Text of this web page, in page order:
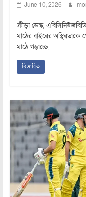
June 10, 2026
ক্রীড়া ডেস্ক,
মাঠের বাইরের
মাঠে গড়াচ্ছে
বিস্তারিত